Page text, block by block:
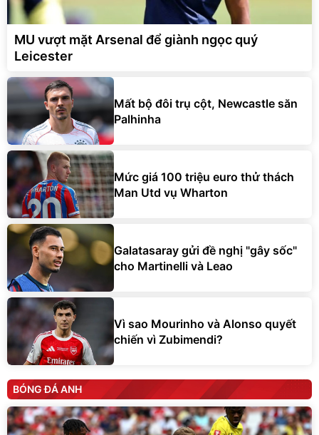
MU vượt mặt Arsenal để giành ngọc quý
Leicester
Mất bộ đôi trụ cột, Newcastle săn
Palhinha
Mức giá 100 triệu euro thử thách
Man Utd vụ Wharton
Galatasaray gửi đề nghị "gây sốc"
cho Martinelli và Leao
Vì sao Mourinho và Alonso quyết
chiến vì Zubimendi?
BÓNG ĐÁ ANH